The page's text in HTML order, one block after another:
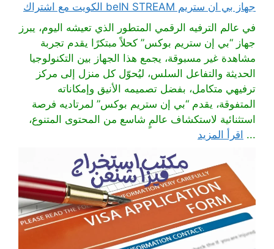
جهاز بي ان ستريم beIN STREAM الكويت مع اشتراك
في عالم الترفيه الرقمي المتطور الذي تعيشه اليوم، يبرز
جهاز “بي إن ستريم بوكس” كحلاً مبتكرًا يقدم تجربة
مشاهدة غير مسبوقة، يجمع هذا الجهاز بين التكنولوجيا
الحديثة والتفاعل السلس، ليُحوّل كل منزل إلى مركز
ترفيهي متكامل، بفضل تصميمه الأنيق وإمكاناته
المتفوقة، يقدم “بي إن ستريم بوكس” لمرتاديه فرصة
استثنائية لاستكشاف عالمٍ شاسع من المحتوى المتنوع،
... اقرأ المزيد